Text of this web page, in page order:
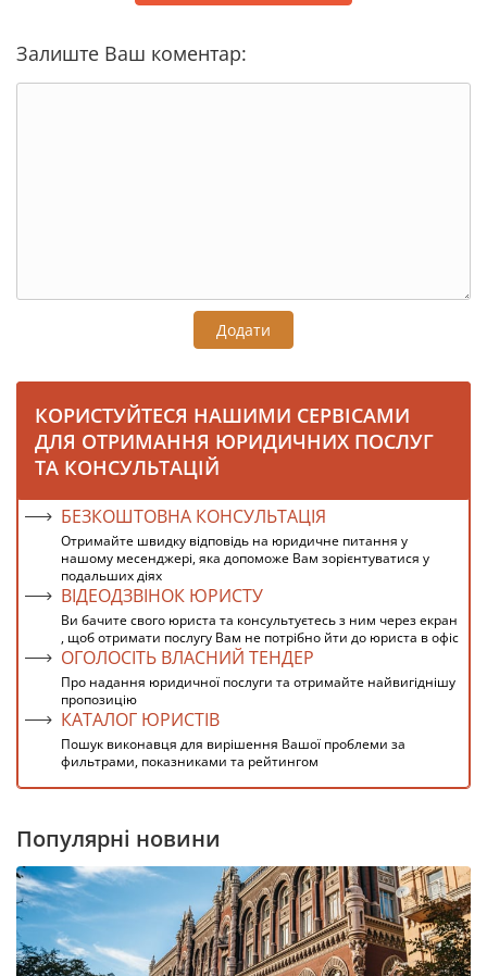
Залиште Ваш коментар:
Додати
КОРИСТУЙТЕСЯ НАШИМИ СЕРВІСАМИ
ДЛЯ ОТРИМАННЯ ЮРИДИЧНИХ ПОСЛУГ
ТА КОНСУЛЬТАЦІЙ
БЕЗКОШТОВНА КОНСУЛЬТАЦІЯ
Отримайте швидку відповідь на юридичне питання у
нашому месенджері, яка допоможе Вам зорієнтуватися у
подальших діях
ВІДЕОДЗВІНОК ЮРИСТУ
Ви бачите свого юриста та консультуєтесь з ним через екран
, щоб отримати послугу Вам не потрібно йти до юриста в офіс
ОГОЛОСІТЬ ВЛАСНИЙ ТЕНДЕР
Про надання юридичної послуги та отримайте найвигіднішу
пропозицію
КАТАЛОГ ЮРИСТІВ
Пошук виконавця для вирішення Вашої проблеми за
фильтрами, показниками та рейтингом
Популярні новини